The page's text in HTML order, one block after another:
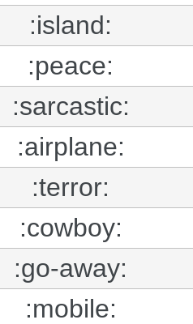
:island:
:peace:
:sarcastic:
:airplane:
:terror:
:cowboy:
:go-away:
:mobile: